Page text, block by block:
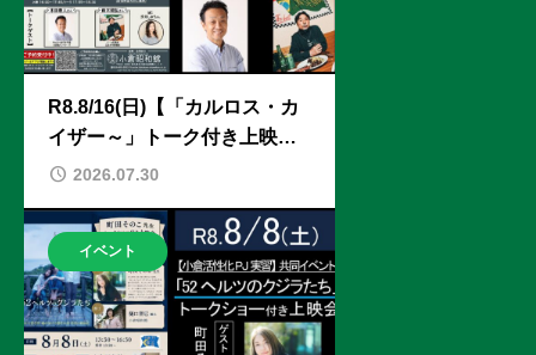
R8.8/16(日)【「カルロス・カ
イザー～」トーク付き上映
会】ゲスト：本田泰人さん/鈴
2026.07.30
イベント